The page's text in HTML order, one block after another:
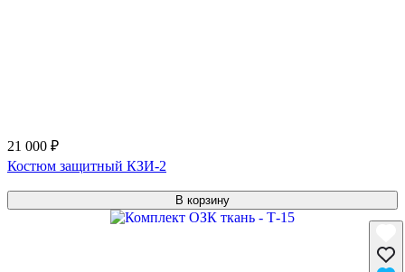
21 000 ₽
Костюм защитный КЗИ-2
В корзину